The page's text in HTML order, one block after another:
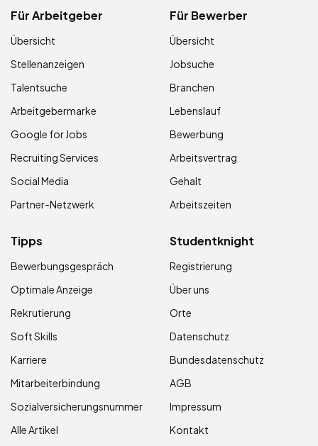
Für Arbeitgeber
Übersicht
Stellenanzeigen
Talentsuche
Arbeitgebermarke
Google for Jobs
Recruiting Services
Social Media
Partner-Netzwerk
Für Bewerber
Übersicht
Jobsuche
Branchen
Lebenslauf
Bewerbung
Arbeitsvertrag
Gehalt
Arbeitszeiten
Tipps
Bewerbungsgespräch
Optimale Anzeige
Rekrutierung
Soft Skills
Karriere
Mitarbeiterbindung
Sozialversicherungsnummer
Alle Artikel
Studentknight
Registrierung
Über uns
Orte
Datenschutz
Bundesdatenschutz
AGB
Impressum
Kontakt